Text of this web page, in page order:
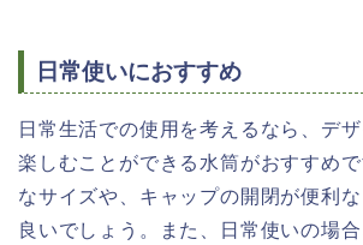
日常使いにおすすめ
日常生活での使用を考えるなら、デ
楽しむことができる水筒がおすすめ
なサイズや、キャップの開閉が便利
良いでしょう。また、日常使いの場